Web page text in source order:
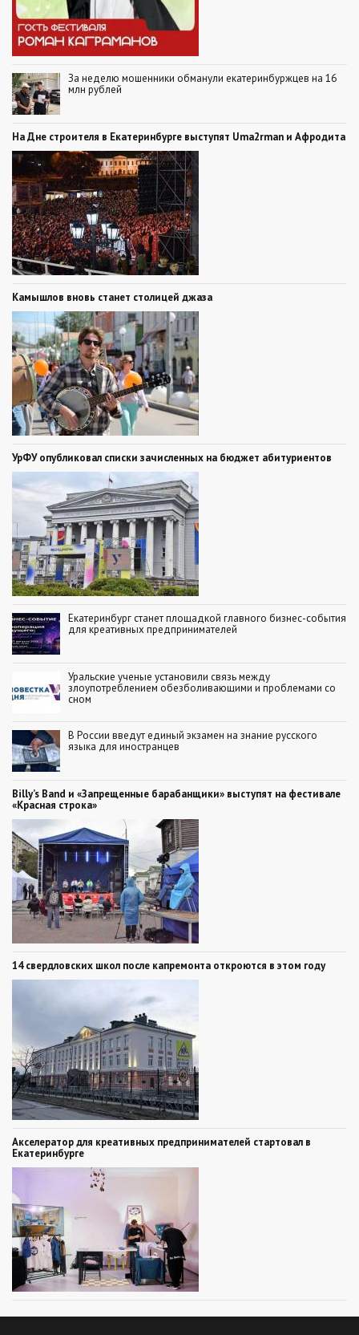
За неделю мошенники обманули екатеринбуржцев на 16
млн рублей
На Дне строителя в Екатеринбурге выступят Uma2rman и Афродита
Камышлов вновь станет столицей джаза
УрФУ опубликовал списки зачисленных на бюджет абитуриентов
Екатеринбург станет площадкой главного бизнес-события
для креативных предпринимателей
Уральские ученые установили связь между
злоупотреблением обезболивающими и проблемами со
сном
В России введут единый экзамен на знание русского
языка для иностранцев
Billy’s Band и «Запрещенные барабанщики» выступят на фестивале
«Красная строка»
14 свердловских школ после капремонта откроются в этом году
Акселератор для креативных предпринимателей стартовал в
Екатеринбурге